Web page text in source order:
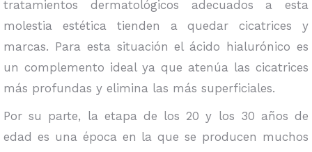
tratamientos dermatológicos adecuados a esta
molestia estética tienden a quedar cicatrices y
marcas. Para esta situación el ácido hialurónico es
un complemento ideal ya que atenúa las cicatrices
más profundas y elimina las más superficiales.
Por su parte, la etapa de los 20 y los 30 años de
edad es una época en la que se producen muchos